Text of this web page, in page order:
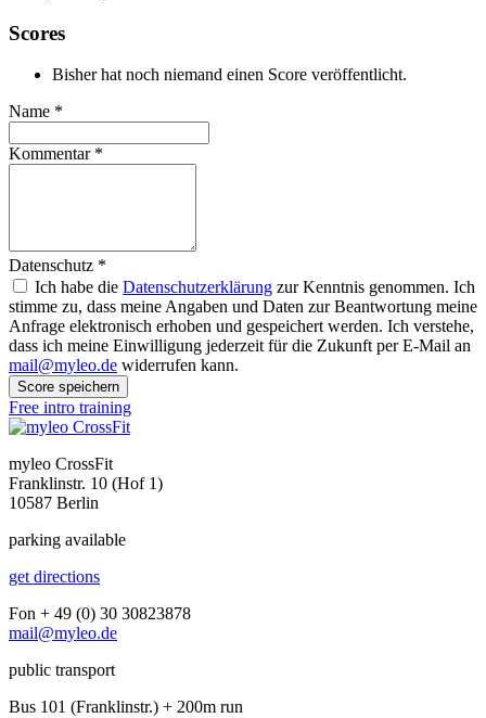
Scores
Bisher hat noch niemand einen Score veröffentlicht.
Name *
Kommentar *
Datenschutz *
Ich habe die Datenschutzerklärung zur Kenntnis genommen. Ich
stimme zu, dass meine Angaben und Daten zur Beantwortung meine
Anfrage elektronisch erhoben und gespeichert werden. Ich verstehe,
dass ich meine Einwilligung jederzeit für die Zukunft per E-Mail an
mail@myleo.de widerrufen kann.
Score speichern
Free intro training
myleo CrossFit
Franklinstr. 10 (Hof 1)
10587 Berlin
parking available
get directions
Fon + 49 (0) 30 30823878
mail@myleo.de
public transport
Bus 101 (Franklinstr.) + 200m run